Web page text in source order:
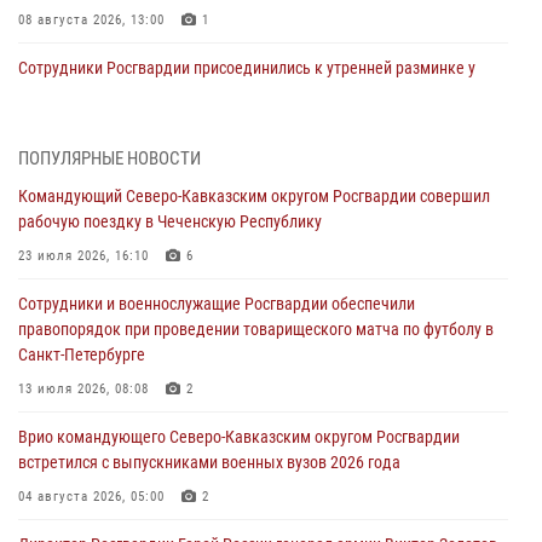
08 августа 2026, 13:00 1
Сотрудники Росгвардии присоединились к утренней разминке у
в честь юбилея ведомства
08 августа 2026, 09:03
медицины с учетом опыта СВО
08 августа 2026, 09:00
В Кабардино-Балкарии сотрудники Росгвардии провели турнир по
08 августа 2026, 07:00
Военнослужащие Софринской бригады Росгвардии встретились с
ПОПУЛЯРНЫЕ НОВОСТИ
Командующий Северо-Кавказским округом Росгвардии совершил
рабочую поездку в Чеченскую Республику
23 июля 2026, 16:10 6
Сотрудники и военнослужащие Росгвардии обеспечили
правопорядок при проведении товарищеского матча по футболу в
Санкт-Петербурге
13 июля 2026, 08:08 2
Врио командующего Северо-Кавказским округом Росгвардии
встретился с выпускниками военных вузов 2026 года
04 августа 2026, 05:00 2